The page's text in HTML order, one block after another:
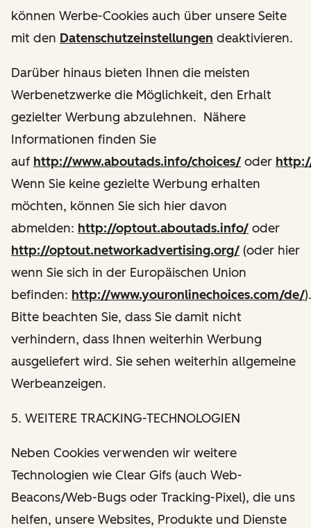
können Werbe-Cookies auch über unsere Seite
mit den Datenschutzeinstellungen deaktivieren.
Darüber hinaus bieten Ihnen die meisten
Werbenetzwerke die Möglichkeit, den Erhalt
gezielter Werbung abzulehnen. Nähere
Informationen finden Sie
auf http://www.aboutads.info/choices/ oder
Wenn Sie keine gezielte Werbung erhalten
möchten, können Sie sich hier davon
abmelden: http://optout.aboutads.info/ oder
http://optout.networkadvertising.org/ (oder hier
wenn Sie sich in der Europäischen Union
befinden: http://www.youronlinechoices.com/de/).
Bitte beachten Sie, dass Sie damit nicht
verhindern, dass Ihnen weiterhin Werbung
ausgeliefert wird. Sie sehen weiterhin allgemeine
Werbeanzeigen.
5. WEITERE TRACKING-TECHNOLOGIEN
Neben Cookies verwenden wir weitere
Technologien wie Clear Gifs (auch Web-
Beacons/Web-Bugs oder Tracking-Pixel), die uns
helfen, unsere Websites, Produkte und Dienste